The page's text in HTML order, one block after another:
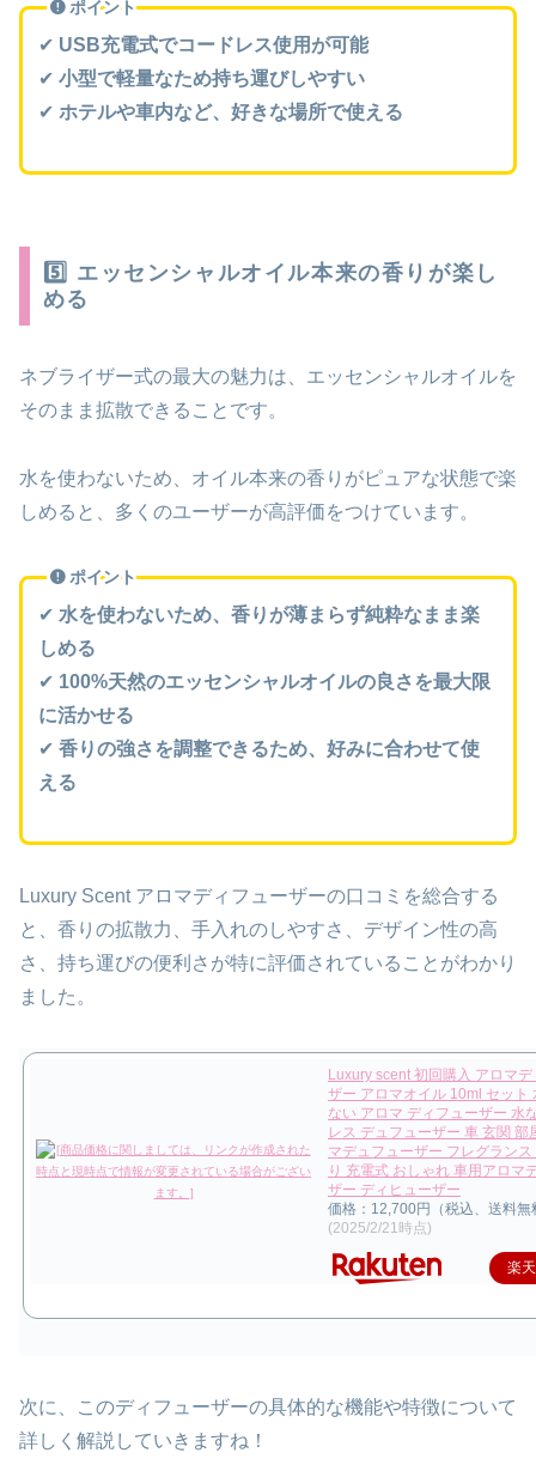
ポイント
✔ USB充電式でコードレス使用が可能
✔ 小型で軽量なため持ち運びしやすい
✔ ホテルや車内など、好きな場所で使える
5️⃣ エッセンシャルオイル本来の香りが楽し
める
ネブライザー式の最大の魅力は、エッセンシャルオイルを
そのまま拡散できることです。
水を使わないため、オイル本来の香りがピュアな状態で楽
しめると、多くのユーザーが高評価をつけています。
ポイント
✔ 水を使わないため、香りが薄まらず純粋なまま楽
しめる
✔ 100%天然のエッセンシャルオイルの良さを最大限
に活かせる
✔ 香りの強さを調整できるため、好みに合わせて使
える
Luxury Scent アロマディフューザーの口コミを総合する
と、香りの拡散力、手入れのしやすさ、デザイン性の高
さ、持ち運びの便利さが特に評価されていることがわかり
ました。
Luxury scent 初回購入 アロマ
ザー アロマオイル 10ml セット
ない アロマ ディフューザー 水
レス デュフューザー 車 玄関 部
マデュフューザー フレグラン
り 充電式 おしゃれ 車用アロマ
ザー ディヒューザー
価格：12,700円（税込、送料無
(2025/2/21時点)
楽
次に、このディフューザーの具体的な機能や特徴について
詳しく解説していきますね！